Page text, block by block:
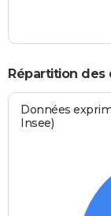
Répartition des
Données
Insee)